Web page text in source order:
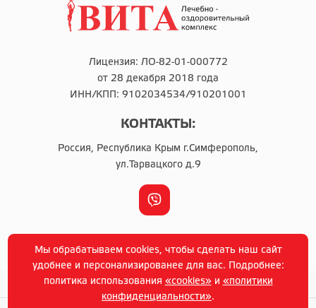
Лицензия: ЛО-82-01-000772
от 28 декабря 2018 года
ИНН/КПП: 9102034534/910201001
КОНТАКТЫ:
Россия, Республика Крым г.Симферополь,
ул.Тарвацкого д.9
г. Симферополь © Copyright 2014-2021 г
Политика конфиденциальности
Мы обрабатываем cookies, чтобы сделать наш сайт
удобнее и персонализированее для вас. Подробнее:
политика использования «cookies» и «политики
конфиденциальности».